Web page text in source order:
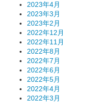
2023年4月
2023年3月
2023年2月
2022年12月
2022年11月
2022年8月
2022年7月
2022年6月
2022年5月
2022年4月
2022年3月